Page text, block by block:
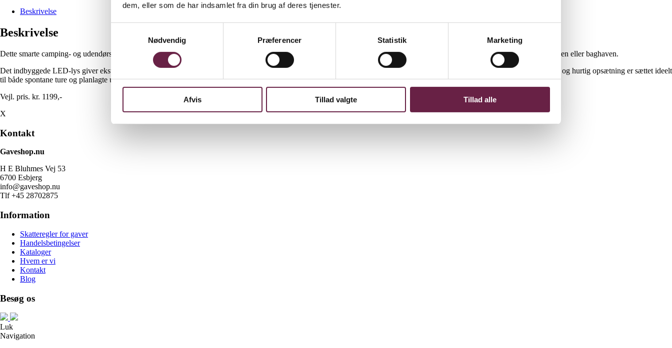
dem, eller som de har indsamlet fra din brug af deres tjenester.
Nødvendig
Præferencer Statistik Marketing
Afvis Tillad valgte Tillad alle
Beskrivelse
Beskrivelse
Dette smarte camping- og udendørssæt kombinerer siddekomfort og funktionalitet i ét. Sættet består af et bord og to skamler – perfekt til alt fra picnic og fisketure til campingpladsen eller baghaven.
Det indbyggede LED-lys giver ekstra bekvemmelighed i skumringen og mørke omgivelser, mens det sammenklappelige design sikrer nem opbevaring og transport. Med lav vægt og hurtig opsætning er sættet ideelt
til både spontane ture og planlagte udendørsaktiviteter.
Vejl. pris. kr. 1199,-
X
Kontakt
Gaveshop.nu
H E Bluhmes Vej 53
6700 Esbjerg
info@gaveshop.nu
Tlf +45 28702875
Information
Skatteregler for gaver
Handelsbetingelser
Kataloger
Hvem er vi
Kontakt
Blog
Besøg os
Luk
Navigation